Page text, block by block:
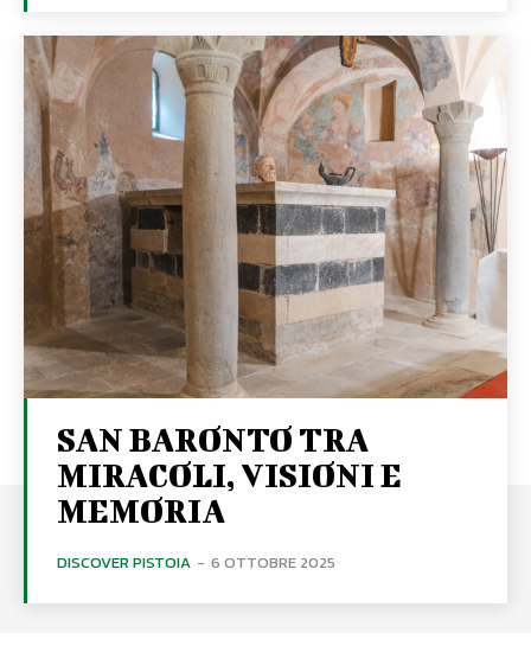
SAN BARONTO TRA
MIRACOLI, VISIONI E
MEMORIA
DISCOVER PISTOIA - 6 OTTOBRE 2025